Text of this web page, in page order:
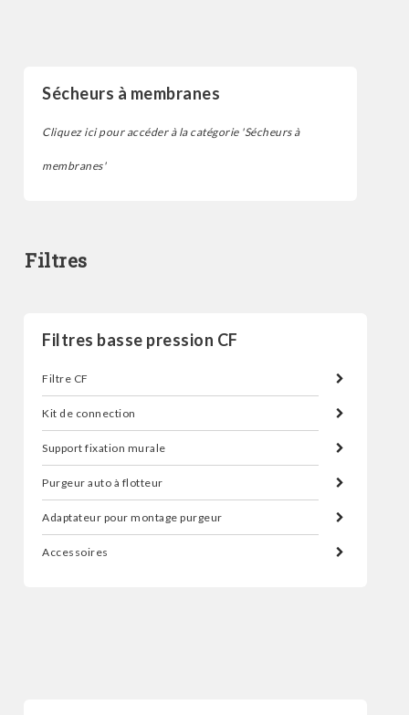
Sécheurs à membranes
Cliquez ici pour accéder à la catégorie 'Sécheurs à
membranes'
Filtres
Filtres basse pression CF
Filtre CF
Kit de connection
Support fixation murale
Purgeur auto à flotteur
Adaptateur pour montage purgeur
Accessoires